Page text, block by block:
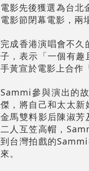
電影先後獲選為台北
電影節閉幕電影，兩
完成香港演唱會不
子，表示「一個有
手黃宣於電影上合作
Sammi參與演出的
傑，將自己和太太新
金馬雙料影后陳淑
二人互笠高帽，
到台灣拍戲的
來。